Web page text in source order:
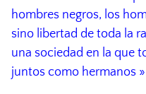
hombres negros, los
sino libertad de toda la
una sociedad en la que
juntos como hermanos